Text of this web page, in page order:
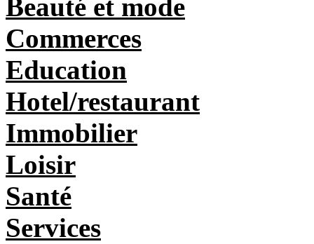
Beauté et mode
Commerces
Education
Hotel/restaurant
Immobilier
Loisir
Santé
Services